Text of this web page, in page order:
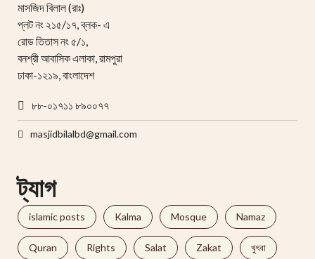
মাসজিদ বিলাল (রাঃ)
প্লট নং ২১৫/১৭, ব্লক- এ
রোড তিতাস নং ৫/১,
বনশ্রী আবাসিক এলাকা, রামপুরা
ঢাকা-১২১৯, বাংলাদেশ
৮৮-০১৭১১ ৮৯০০৭৭
masjidbilalbd@gmail.com
ট্যাগ
islamic posts Kalma Mosque Namaz
Quran Rights Salat Zakat খুৎবা